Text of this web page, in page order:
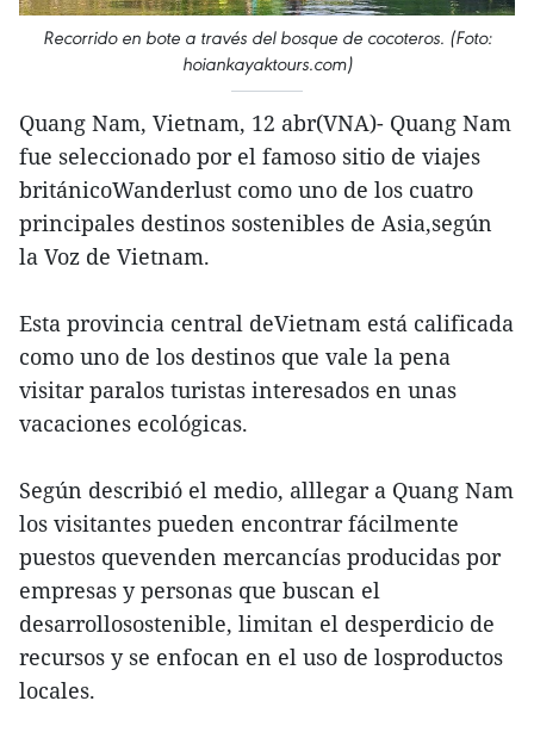
Recorrido en bote a través del bosque de cocoteros. (Foto:
hoiankayaktours.com)
Quang Nam, Vietnam, 12 abr(VNA)- Quang Nam
fue seleccionado por el famoso sitio de viajes
británicoWanderlust como uno de los cuatro
principales destinos sostenibles de Asia,según
la Voz de Vietnam.
Esta provincia central deVietnam está calificada
como uno de los destinos que vale la pena
visitar paralos turistas interesados en unas
vacaciones ecológicas.
Según describió el medio, alllegar a Quang Nam
los visitantes pueden encontrar fácilmente
puestos quevenden mercancías producidas por
empresas y personas que buscan el
desarrollosostenible, limitan el desperdicio de
recursos y se enfocan en el uso de losproductos
locales.